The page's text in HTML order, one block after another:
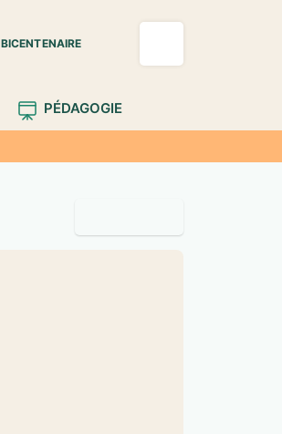
BICENTENAIRE
PÉDAGOGIE